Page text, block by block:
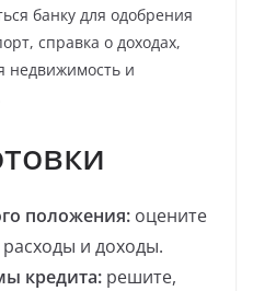
банку для одобрения
справка о доходах,
и
положения: оцените
и доходы.
кредита: решите,